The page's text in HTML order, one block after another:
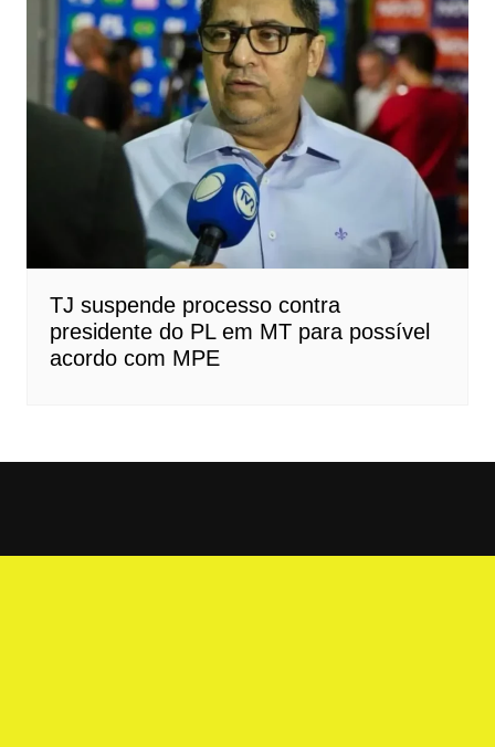
TJ suspende processo contra
presidente do PL em MT para possível
acordo com MPE